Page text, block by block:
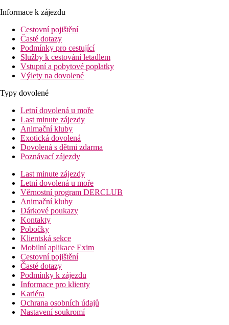
Informace k zájezdu
Cestovní pojištění
Časté dotazy
Podmínky pro cestující
Služby k cestování letadlem
Vstupní a pobytové poplatky
Výlety na dovolené
Typy dovolené
Letní dovolená u moře
Last minute zájezdy
Animační kluby
Exotická dovolená
Dovolená s dětmi zdarma
Poznávací zájezdy
Last minute zájezdy
Letní dovolená u moře
Věrnostní program DERCLUB
Animační kluby
Dárkové poukazy
Kontakty
Pobočky
Klientská sekce
Mobilní aplikace Exim
Cestovní pojištění
Časté dotazy
Podmínky k zájezdu
Informace pro klienty
Kariéra
Ochrana osobních údajů
Nastavení soukromí